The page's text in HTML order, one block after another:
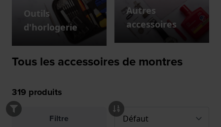
Outils
d'horlogerie
Autres
accessoires
Tous les accessoires de montres
319 produits
Filtre